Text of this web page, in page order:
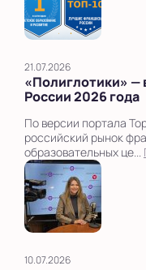
21.07.2026
«Полиглотики» —
России 2026 года
По версии портала
российский рынок
образовательных це...
10.07.2026